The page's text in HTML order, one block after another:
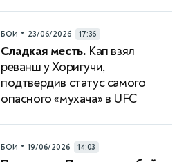
БОИ • 23/06/2026 17:36
Сладкая месть. Кап взял
реванш у Хоригучи,
подтвердив статус самого
опасного «мухача» в UFC
БОИ • 19/06/2026 14:03